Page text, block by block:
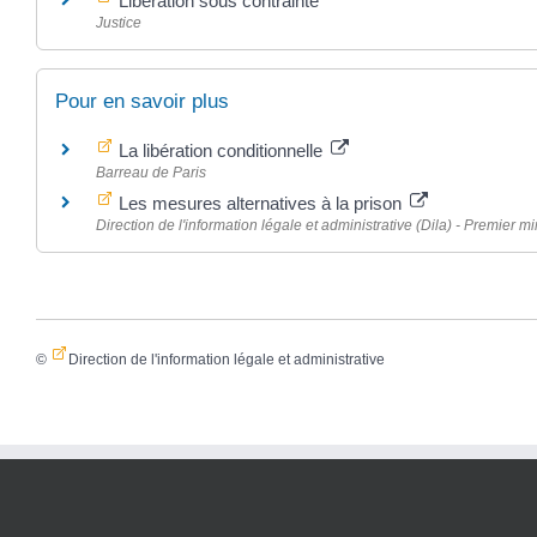
Justice
Pour en savoir plus
La libération conditionnelle
Barreau de Paris
Les mesures alternatives à la prison
Direction de l'information légale et administrative (Dila) - Premier
© Direction de l'information légale et administrative